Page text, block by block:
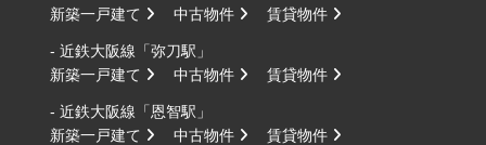
新築一戸建て
中古物件 賃貸物件
- 近鉄大阪線「弥刀駅」
新築一戸建て
中古物件 賃貸物件
- 近鉄大阪線「恩智駅」
新築一戸建て
中古物件 賃貸物件